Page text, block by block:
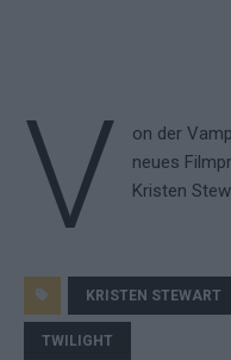
V
on der
neues
Kristen
KRISTEN STEWART
TWILIGHT